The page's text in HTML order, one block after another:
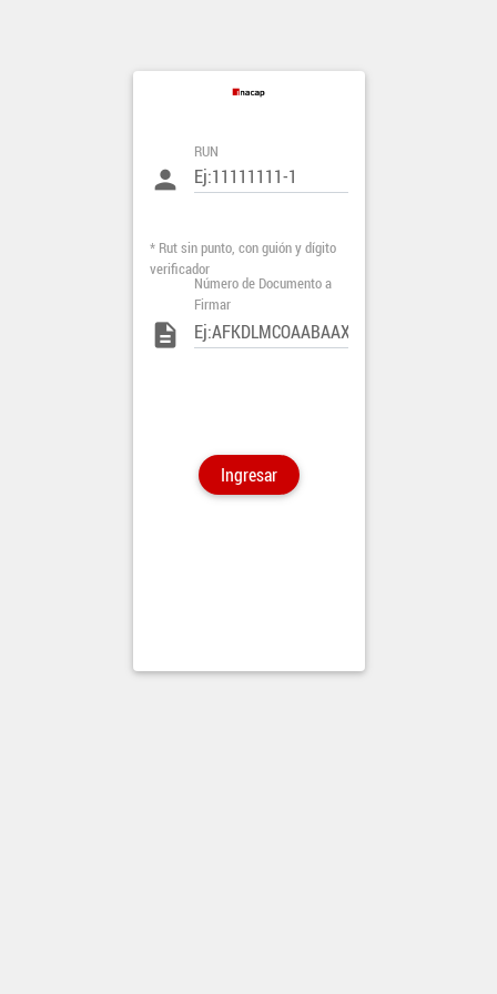
person
RUN
* Rut sin punto, con guión y dígito
verificador
description
Número de Documento a
Firmar
Ingresar